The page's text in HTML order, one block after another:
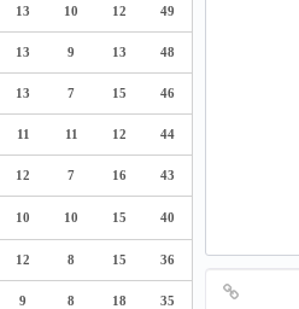
13 10 12 49
13 9 13 48
13 7 15 46
11 11 12 44
12 7 16 43
10 10 15 40
12 8 15 36
9 8 18 35